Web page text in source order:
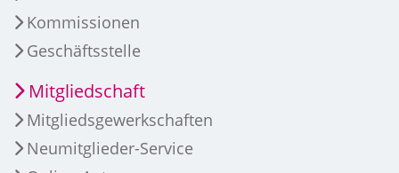
Kommissionen
Geschäftsstelle
Mitgliedschaft
Mitgliedsgewerkschaften
Neumitglieder-Service